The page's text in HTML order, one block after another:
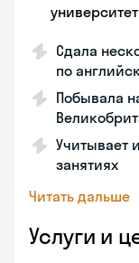
университет
Сдала
по
Побывала
Учитывает
занятиях
Читать дальше
Услуги и